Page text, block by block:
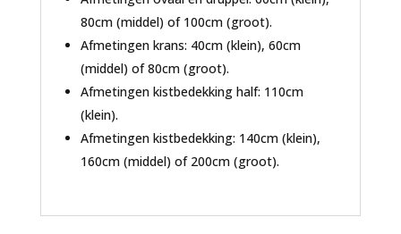
80cm (middel) of 100cm (groot).
Afmetingen krans: 40cm (klein), 60cm
(middel) of 80cm (groot).
Afmetingen kistbedekking half: 110cm
(klein).
Afmetingen kistbedekking: 140cm (klein),
160cm (middel) of 200cm (groot).